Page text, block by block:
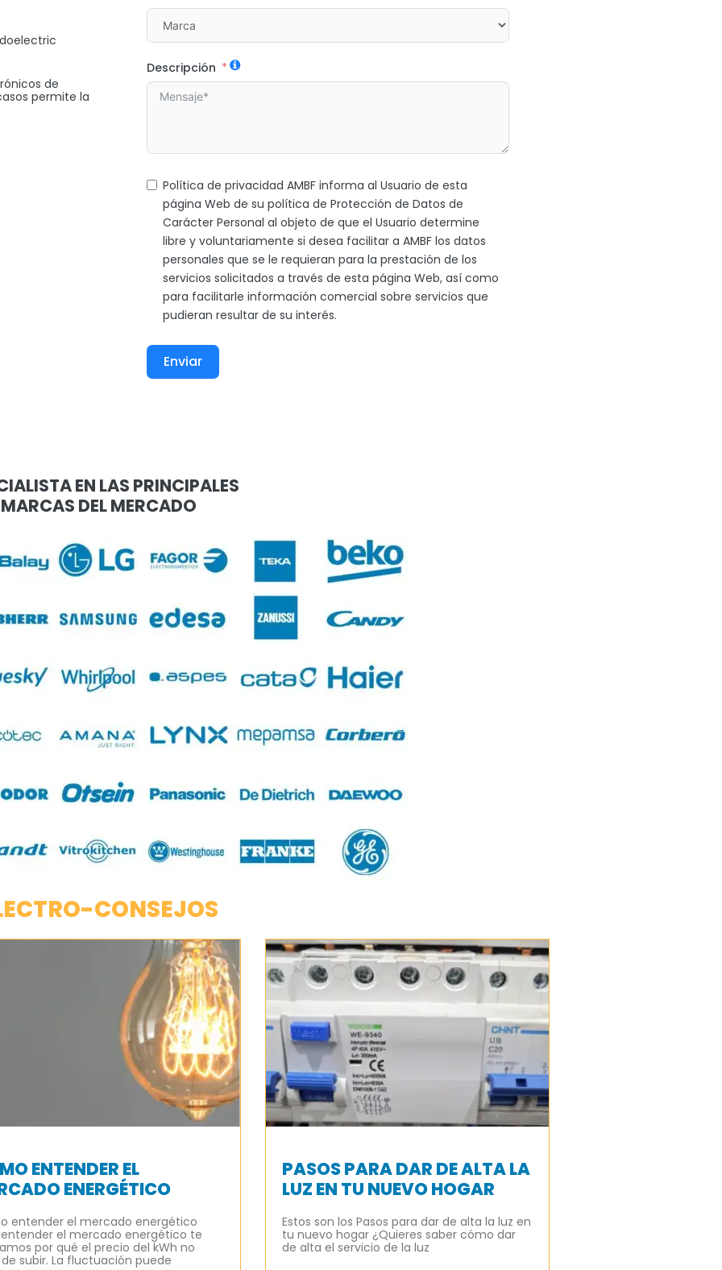
de
permite la
Descripción
Política de privacidad AMBF informa al Usuario de esta
página Web de su política de Protección de Datos de
Carácter Personal al objeto de que el Usuario determine
libre y voluntariamente si desea facilitar a AMBF los datos
personales que se le requieran para la prestación de los
servicios solicitados a través de esta página Web, así como
para facilitarle información comercial sobre servicios que
pudieran resultar de su interés.
Enviar
EN LAS PRINCIPALES
MARCAS DEL MERCADO
CONSEJOS
ENTENDER EL
ENERGÉTICO
entender el mercado energético
entender el mercado energético te
por qué el precio del kWh no
subir. La fluctuación puede
PASOS PARA DAR DE ALTA LA
LUZ EN TU NUEVO HOGAR
Estos son los Pasos para dar de alta la luz en
tu nuevo hogar ¿Quieres saber cómo dar
de alta el servicio de la luz